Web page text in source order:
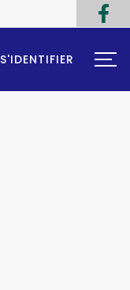
S'IDENTIFIER